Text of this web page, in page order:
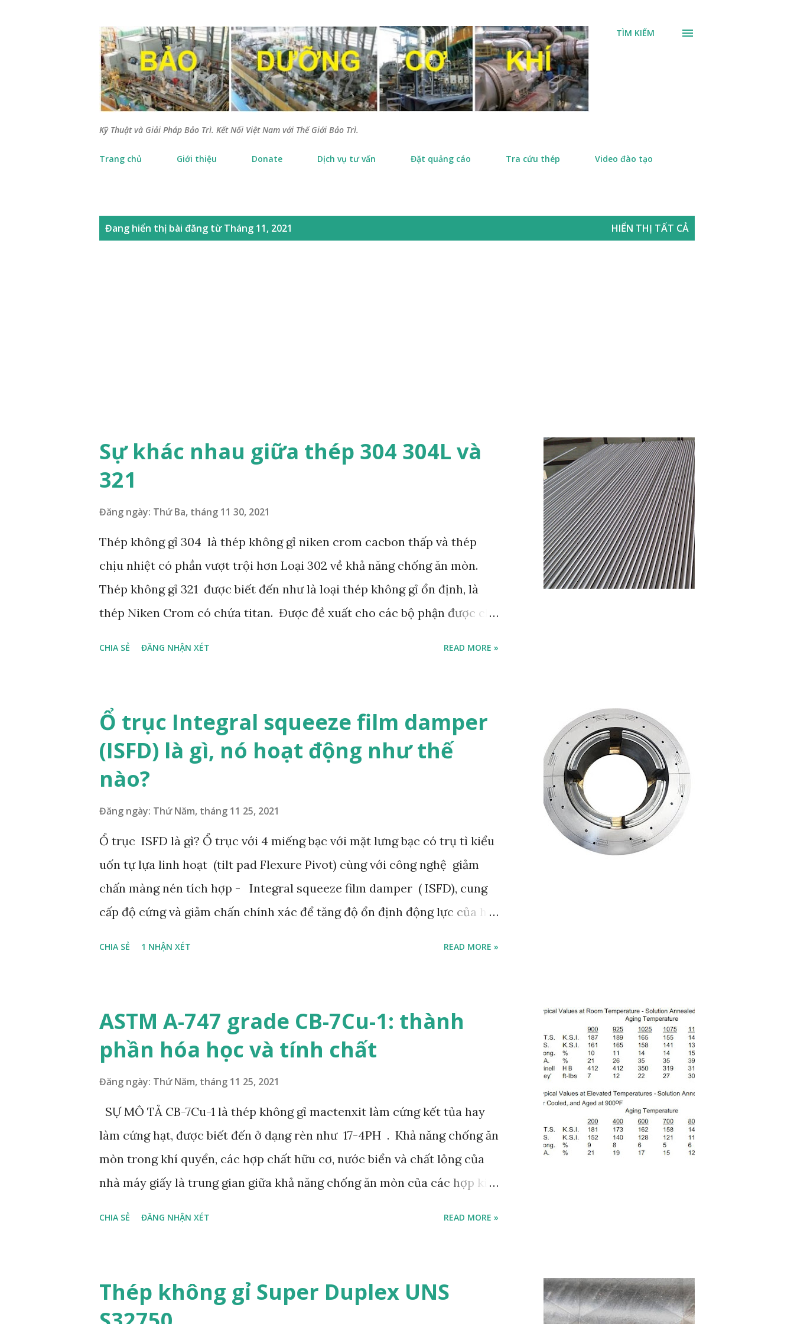
Kỹ Thuật và Giải Pháp Bảo Trì. Kết Nối Việt Nam với Thế Giới Bảo Trì.
TÌM KIẾM
Trang chủ Giới thiệu Donate Dịch vụ tư vấn Đặt quảng cáo Tra cứu thép Video đào tạo
Đang hiển thị bài đăng từ Tháng 11, 2021 HIỂN THỊ TẤT CẢ
Sự khác nhau giữa thép 304 304L và
321
Đăng ngày: Thứ Ba, tháng 11 30, 2021
Thép không gỉ 304 là thép không gỉ niken crom cacbon thấp và thép
chịu nhiệt có phần vượt trội hơn Loại 302 về khả năng chống ăn mòn.
Thép không gỉ 321 được biết đến như là loại thép không gỉ ổn định, là
thép Niken Crom có ​​chứa titan. Được đề xuất cho các bộ phận được chế
titan trong thép không gỉ 321 làm cho nó chống lại sự hình thành cacbua
crom. Thép không gỉ 321 về cơ bản là từ thép không gỉ 304. Chúng khác
nhau bởi một lượng rất nhỏ Titanium được bổ sung. Sự khác biệt thực
sự là hàm lượng carbon của chúng. Hàm lượng cacbon càng cao thì
thép không gỉ 321 có độ dẻo và khả năng chống đứt gã...
CHIA SẺ ĐĂNG NHẬN XÉT READ MORE »
Ổ trục Integral squeeze film damper
(ISFD) là gì, nó hoạt động như thế
nào?
Đăng ngày: Thứ Năm, tháng 11 25, 2021
Ổ trục ISFD là gì? Ổ trục với 4 miếng bạc với mặt lưng bạc có trụ tì kiểu
uốn tự lựa linh hoạt (tilt pad Flexure Pivot) cùng với công nghệ giảm
chấn màng nén tích hợp - Integral squeeze film damper ( ISFD), cung
cấp độ cứng và giảm chấn chính xác để tăng độ ổn định động lực của hệ
có thể giảm thiểu mài mòn trục và giảm mỏi babbitt. Giảm độ nhạy mất
cân bằng Công nghệ ISFD giúp giảm độ nhạy cảm với sự mất cân bằng,
bảo vệ cánh quạt và phớt/seal làm kín khỏi cọ xát và tăng khoảng thời
gian giữa các đợt bảo dưỡng. Thiết kế linh hoạt Thiết kế ISFD, được sản
CHIA SẺ 1 NHẬN XÉT READ MORE »
ASTM A-747 grade CB-7Cu-1: thành
phần hóa học và tính chất
Đăng ngày: Thứ Năm, tháng 11 25, 2021
SỰ MÔ TẢ CB-7Cu-1 là thép không gỉ mactenxit làm cứng kết tủa hay
làm cứng hạt, được biết đến ở dạng rèn như 17-4PH . Khả năng chống ăn
mòn trong khí quyển, các hợp chất hữu cơ, nước biển và chất lỏng của
nhà máy giấy là trung gian giữa khả năng chống ăn mòn của các hợp kim
cứng ở nhiệt độ thấp do đó làm giảm sự biến dạng và đóng cặn. Nên
CHIA SẺ ĐĂNG NHẬN XÉT READ MORE »
Thép không gỉ Super Duplex UNS